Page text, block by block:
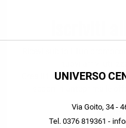
UNIVERSO
Via Goito, 34 -
Tel. 0376 819361 -
Crea il tuo stile grazie ai
scopri in anteprima le